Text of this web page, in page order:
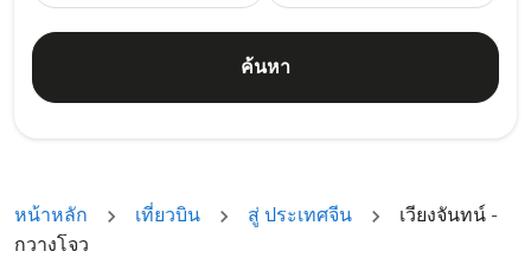
ค้นหา
หน้าหลัก เที่ยวบิน สู่ ประเทศจีน
เวียงจันทน์ -
กวางโจว